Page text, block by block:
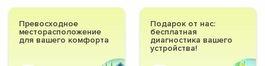
Превосходное
месторасположение
для вашего комфорта
Подарок от нас:
бесплатная
диагностика вашего
устройства!